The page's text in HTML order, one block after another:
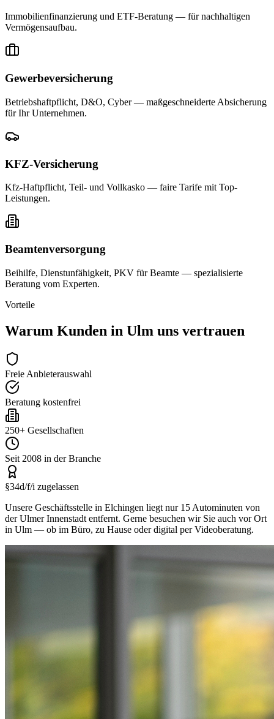
Immobilienfinanzierung und ETF-Beratung — für nachhaltigen
Vermögensaufbau.
Gewerbeversicherung
Betriebshaftpflicht, D&O, Cyber — maßgeschneiderte Absicherung
für Ihr Unternehmen.
KFZ-Versicherung
Kfz-Haftpflicht, Teil- und Vollkasko — faire Tarife mit Top-
Leistungen.
Beamtenversorgung
Beihilfe, Dienstunfähigkeit, PKV für Beamte — spezialisierte
Beratung vom Experten.
Vorteile
Warum Kunden in Ulm uns vertrauen
Freie Anbieterauswahl
Beratung kostenfrei
250+ Gesellschaften
Seit 2008 in der Branche
§34d/f/i zugelassen
Unsere Geschäftsstelle in Elchingen liegt nur 15 Autominuten von
der Ulmer Innenstadt entfernt. Gerne besuchen wir Sie auch vor Ort
in Ulm — ob im Büro, zu Hause oder digital per Videoberatung.